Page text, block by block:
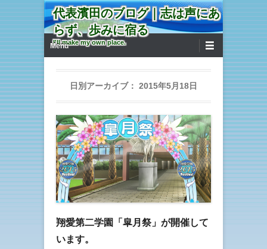
代表濱田のブログ｜志は声にあ
らず、歩みに宿る
I'll make my own place.
第1メニュー
コンテンツへ移動
Menu
日別アーカイブ： 2015年5月18日
翔愛第二学園「皐月祭」が開催して
います。